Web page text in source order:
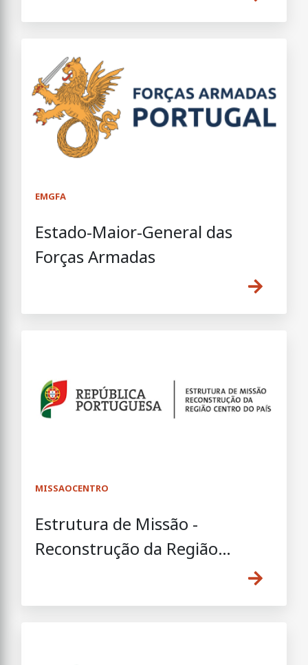
EMGFA
Estado-Maior-General das
Forças Armadas
MISSAOCENTRO
Estrutura de Missão -
Reconstrução da Região